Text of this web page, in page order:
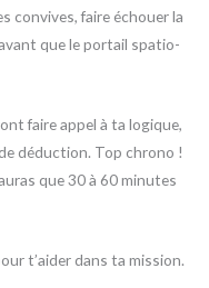
convives, faire échouer la
que le portail spatio-
faire appel à ta logique,
déduction. Top chrono !
que 30 à 60 minutes
t’aider dans ta mission.